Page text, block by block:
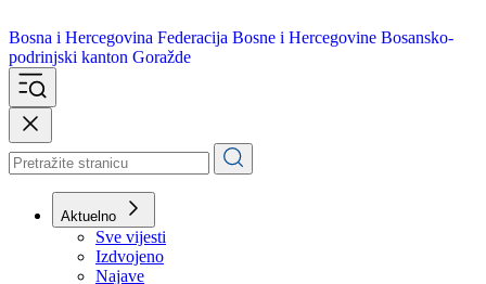
Bosna i Hercegovina
podrinjski kanton Goražde
Aktuelno